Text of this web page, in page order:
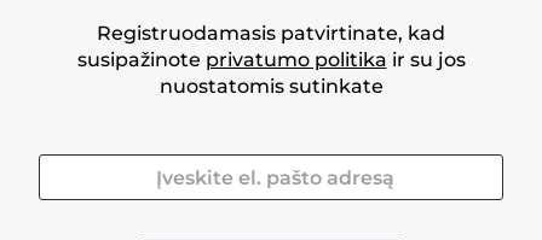
Registruodamasis patvirtinate, kad
susipažinote privatumo politika ir su jos
nuostatomis sutinkate